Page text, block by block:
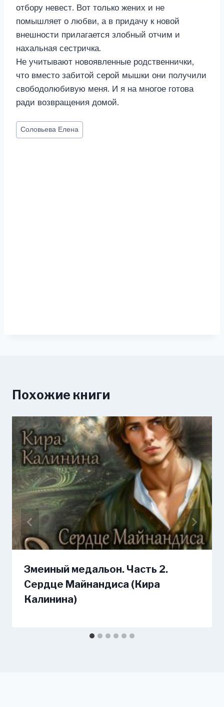
отбору невест. Вот только жених и не
помышляет о любви, а в придачу к новой
внешности прилагается злобный отчим и
нахальная сестричка.
Не учитывают новоявленные родственнички,
что вместо забитой серой мышки они получили
свободолюбивую меня. И я на многое готова
ради возвращения домой.
Метки
записи:
Соловьева Елена
Похожие книги
Змеиный медальон. Часть 2.
Сердце Майнандиса (Кира
Калинина)